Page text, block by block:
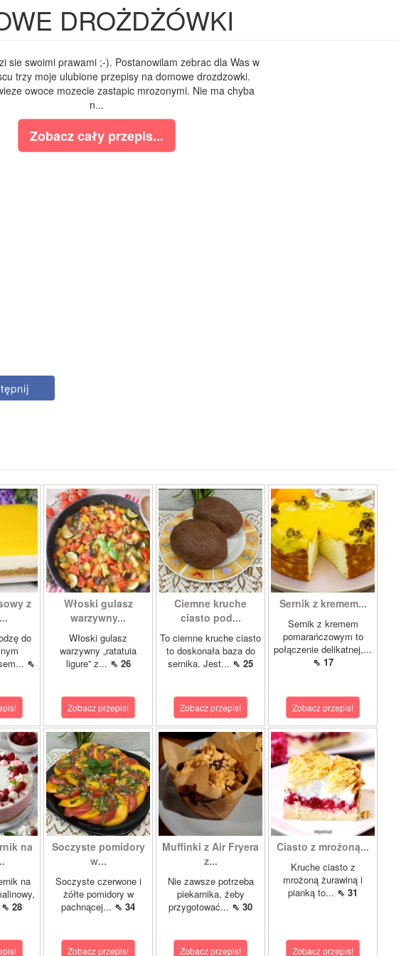
DROŻDŻÓWKI
sie swoimi prawami ;-). Postanowilam zebrac dla Was w
trzy moje ulubione przepisy na domowe drozdzowki.
owoce mozecie zastapic mrozonymi. Nie ma chyba
n...
Zobacz cały przepis...
z
do
⇖
Włoski gulasz
warzywny...
Włoski gulasz
warzywny „ratatuia
ligure” z... ⇖ 26
Zobacz przepis!
Ciemne kruche
ciasto pod...
To ciemne kruche ciasto
to doskonała baza do
sernika. Jest... ⇖ 25
Zobacz przepis!
Sernik z kremem...
Sernik z kremem
pomarańczowym to
połączenie delikatnej,...
⇖ 17
Zobacz przepis!
na
na
⇖ 28
Soczyste pomidory
w...
Soczyste czerwone i
żółte pomidory w
pachnącej... ⇖ 34
Zobacz przepis!
Muffinki z Air Fryera
z...
Nie zawsze potrzeba
piekarnika, żeby
przygotować... ⇖ 30
Zobacz przepis!
Ciasto z mrożoną...
Kruche ciasto z
mrożoną żurawiną i
pianką to... ⇖ 31
Zobacz przepis!